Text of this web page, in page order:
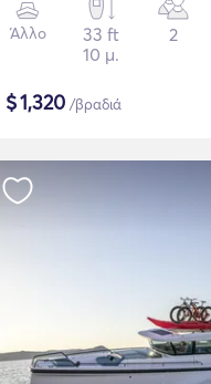
Άλλο
33 ft
10 μ.
2
$1,320 /βραδιά